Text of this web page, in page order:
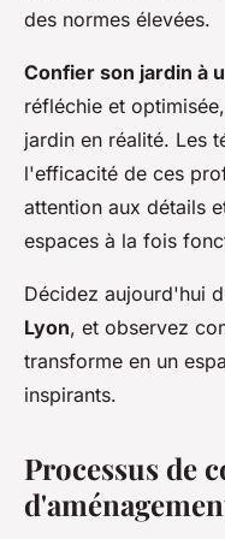
des normes élevées.
Confier son jardin à
réfléchie et
jardin en réalité. Les
l'efficacité de ces
attention aux détails
espaces à la fois
Décidez aujourd'hui
Lyon, et observez
transforme en un
inspirants.
Processus de